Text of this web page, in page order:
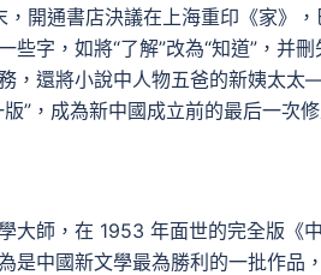
，開通書店決議在上海重印《家》
些字，如將“了解”改為“知道”，并
，還將小說中人物五爸的新姨太
”，成為新中國成立前的最后一次
大師，在 1953 年面世的完全版《
是中國新文學最為勝利的一批作